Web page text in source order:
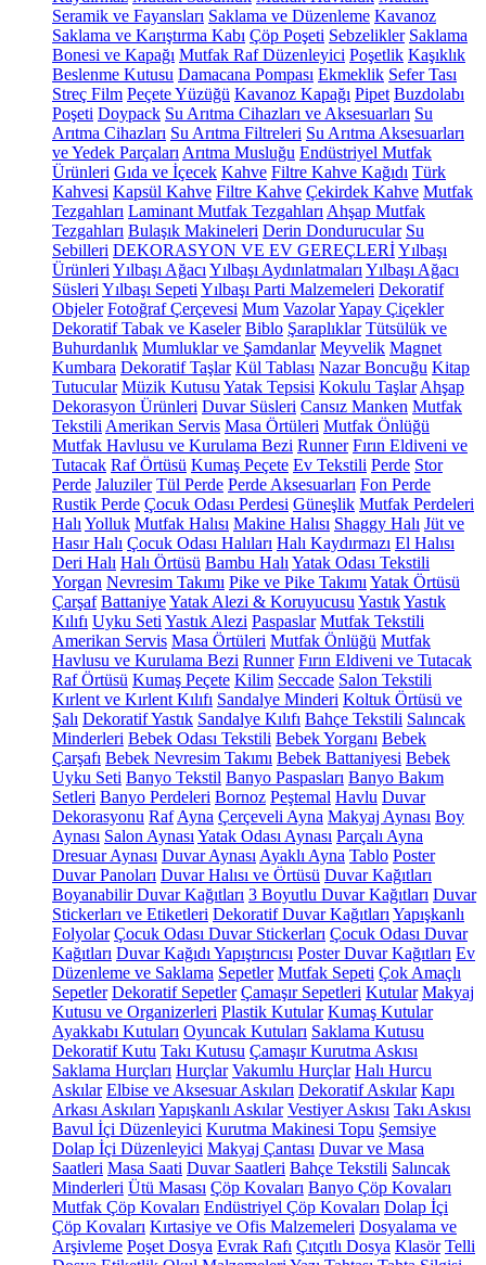
Seramik ve Fayansları Saklama ve Düzenleme Kavanoz
Saklama ve Karıştırma Kabı Çöp Poşeti Sebzelikler Saklama
Bonesi ve Kapağı Mutfak Raf Düzenleyici Poşetlik Kaşıklık
Beslenme Kutusu Damacana Pompası Ekmeklik Sefer Tası
Streç Film Peçete Yüzüğü Kavanoz Kapağı Pipet Buzdolabı
Poşeti Doypack Su Arıtma Cihazları ve Aksesuarları Su
Arıtma Cihazları Su Arıtma Filtreleri Su Arıtma Aksesuarları
ve Yedek Parçaları Arıtma Musluğu Endüstriyel Mutfak
Ürünleri Gıda ve İçecek Kahve Filtre Kahve Kağıdı Türk
Kahvesi Kapsül Kahve Filtre Kahve Çekirdek Kahve Mutfak
Tezgahları Laminant Mutfak Tezgahları Ahşap Mutfak
Tezgahları Bulaşık Makineleri Derin Dondurucular Su
Sebilleri DEKORASYON VE EV GEREÇLERİYılbaşı
Ürünleri Yılbaşı Ağacı Yılbaşı Aydınlatmaları Yılbaşı Ağacı
Süsleri Yılbaşı Sepeti Yılbaşı Parti Malzemeleri Dekoratif
Objeler Fotoğraf Çerçevesi Mum VazolarYapay Çiçekler
Dekoratif Tabak ve Kaseler Biblo Şaraplıklar Tütsülük ve
Buhurdanlık Mumluklar ve Şamdanlar Meyvelik Magnet
Kumbara Dekoratif Taşlar Kül Tablası Nazar Boncuğu Kitap
Tutucular Müzik Kutusu Yatak Tepsisi Kokulu Taşlar Ahşap
Dekorasyon Ürünleri Duvar Süsleri Cansız Manken Mutfak
Tekstili Amerikan Servis Masa Örtüleri Mutfak Önlüğü
Mutfak Havlusu ve Kurulama Bezi Runner Fırın Eldiveni ve
Tutacak Raf Örtüsü Kumaş Peçete Ev Tekstili Perde Stor
Perde Jaluziler Tül Perde Perde Aksesuarları Fon Perde
Rustik Perde Çocuk Odası Perdesi Güneşlik Mutfak Perdeleri
Halı Yolluk Mutfak Halısı Makine Halısı Shaggy Halı Jüt ve
Hasır Halı Çocuk Odası Halıları Halı Kaydırmazı El Halısı
Deri Halı Halı Örtüsü Bambu Halı Yatak Odası Tekstili
Yorgan Nevresim Takımı Pike ve Pike Takımı Yatak Örtüsü
Çarşaf BattaniyeYatak Alezi & Koruyucusu YastıkYastık
Kılıfı Uyku Seti Yastık Alezi Paspaslar Mutfak Tekstili
Amerikan Servis Masa Örtüleri Mutfak Önlüğü Mutfak
Havlusu ve Kurulama Bezi Runner Fırın Eldiveni ve Tutacak
Raf Örtüsü Kumaş Peçete Kilim Seccade Salon Tekstili
Kırlent ve Kırlent Kılıfı Sandalye Minderi Koltuk Örtüsü ve
Şalı Dekoratif Yastık Sandalye Kılıfı Bahçe Tekstili Salıncak
Minderleri Bebek Odası Tekstili Bebek Yorganı Bebek
Çarşafı Bebek Nevresim Takımı Bebek Battaniyesi Bebek
Uyku Seti Banyo Tekstil Banyo Paspasları Banyo Bakım
Setleri Banyo Perdeleri Bornoz Peştemal Havlu Duvar
Dekorasyonu Raf Ayna Çerçeveli Ayna Makyaj Aynası Boy
Aynası Salon Aynası Yatak Odası Aynası Parçalı Ayna
Dresuar Aynası Duvar Aynası Ayaklı Ayna Tablo Poster
Duvar Panoları Duvar Halısı ve Örtüsü Duvar Kağıtları
Boyanabilir Duvar Kağıtları 3 Boyutlu Duvar Kağıtları Duvar
Stickerları ve Etiketleri Dekoratif Duvar Kağıtları Yapışkanlı
Folyolar Çocuk Odası Duvar Stickerları Çocuk Odası Duvar
Kağıtları Duvar Kağıdı Yapıştırıcısı Poster Duvar Kağıtları Ev
Düzenleme ve Saklama Sepetler Mutfak Sepeti Çok Amaçlı
Sepetler Dekoratif Sepetler Çamaşır Sepetleri Kutular Makyaj
Kutusu ve Organizerleri Plastik Kutular Kumaş Kutular
Ayakkabı Kutuları Oyuncak Kutuları Saklama Kutusu
Dekoratif Kutu Takı Kutusu Çamaşır Kurutma Askısı
Saklama Hurçları Hurçlar Vakumlu Hurçlar Halı Hurcu
Askılar Elbise ve Aksesuar Askıları Dekoratif Askılar Kapı
Arkası Askıları Yapışkanlı Askılar Vestiyer Askısı Takı Askısı
Bavul İçi Düzenleyici Kurutma Makinesi Topu Şemsiye
Dolap İçi Düzenleyici Makyaj Çantası Duvar ve Masa
Saatleri Masa Saati Duvar Saatleri Bahçe Tekstili Salıncak
Minderleri Ütü Masası Çöp Kovaları Banyo Çöp Kovaları
Mutfak Çöp Kovaları Endüstriyel Çöp Kovaları Dolap İçi
Çöp Kovaları Kırtasiye ve Ofis Malzemeleri Dosyalama ve
Arşivleme Poşet Dosya Evrak Rafı Çıtçıtlı Dosya Klasör Telli